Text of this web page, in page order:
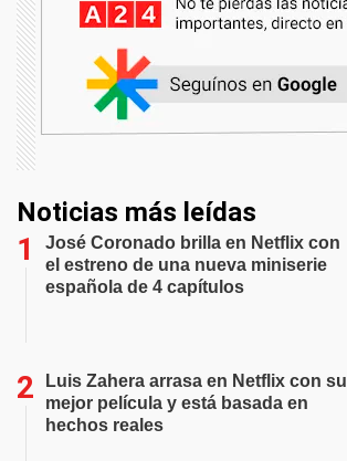
Noticias más leídas
José Coronado brilla en Netflix con
el estreno de una nueva miniserie
española de 4 capítulos
Luis Zahera arrasa en Netflix con su
mejor película y está basada en
hechos reales